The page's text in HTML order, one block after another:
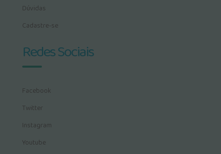
Dúvidas
Cadastre-se
Redes Sociais
Facebook
Twitter
Instagram
Youtube